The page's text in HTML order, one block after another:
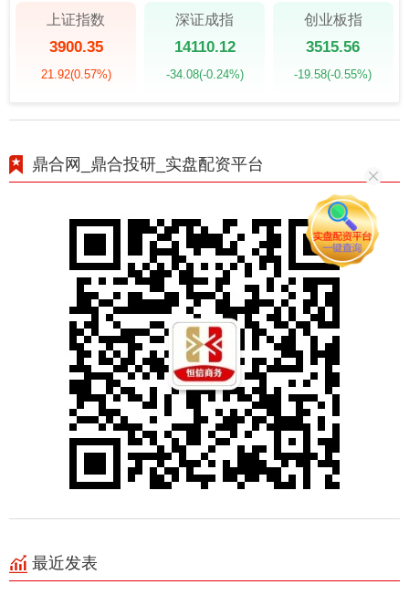
上证指数
3900.35
21.92(0.57%)
深证成指
14110.12
-34.08(-0.24%)
创业板指
3515.56
-19.58(-0.55%)
鼎合网_鼎合投研_实盘配资平台
最近发表